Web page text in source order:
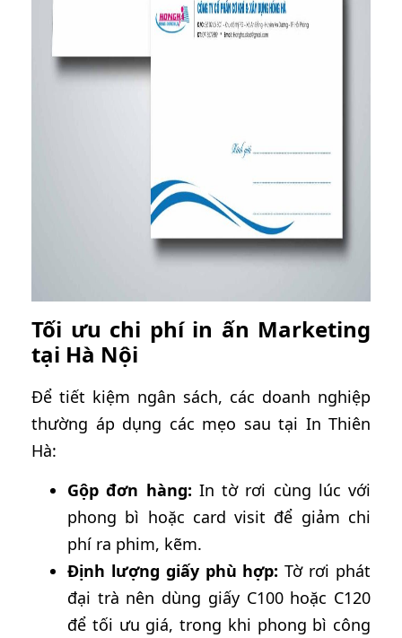
Tối ưu chi phí in ấn Marketing
tại Hà Nội
Để tiết kiệm ngân sách, các doanh nghiệp
thường áp dụng các mẹo sau tại In Thiên
Hà:
Gộp đơn hàng: In tờ rơi cùng lúc với
phong bì hoặc card visit để giảm chi
phí ra phim, kẽm.
Định lượng giấy phù hợp: Tờ rơi phát
đại trà nên dùng giấy C100 hoặc C120
để tối ưu giá, trong khi phong bì công